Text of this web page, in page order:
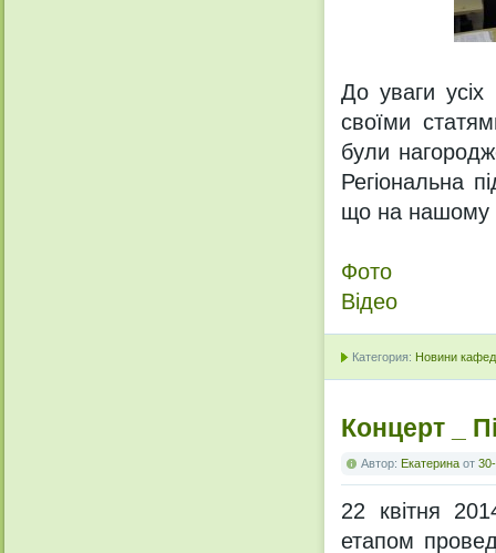
До уваги усіх
своїми
були
Регіональна
що на нашому
Фото
Відео
Категория: Новини
Концерт _
Автор: Екатерина от
22 квітня
етапом